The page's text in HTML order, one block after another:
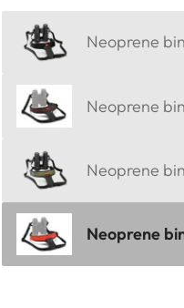
Neoprene
Neoprene
Neoprene
Neoprene